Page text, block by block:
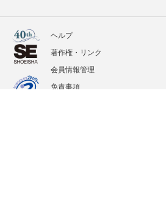
ヘルプ
著作権・リンク
会員情報管理
免責事項